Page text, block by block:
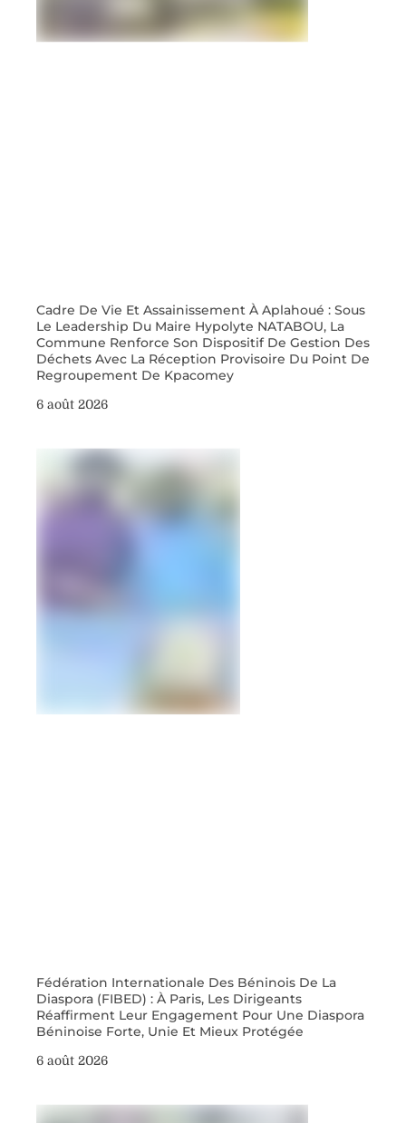
Cadre De Vie Et Assainissement À Aplahoué : Sous
Le Leadership Du Maire Hypolyte NATABOU, La
Commune Renforce Son Dispositif De Gestion Des
Déchets Avec La Réception Provisoire Du Point De
Regroupement De Kpacomey
6 août 2026
Fédération Internationale Des Béninois De La
Diaspora (FIBED) : À Paris, Les Dirigeants
Réaffirment Leur Engagement Pour Une Diaspora
Béninoise Forte, Unie Et Mieux Protégée
6 août 2026